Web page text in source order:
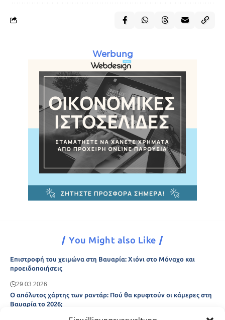
Werbung
You Might also Like
Επιστροφή του χειμώνα στη Βαυαρία: Χιόνι στο Μόναχο και
προειδοποιήσεις
29.03.2026
Ο απόλυτος χάρτης των ραντάρ: Πού θα κρυφτούν οι κάμερες στη
Βαυαρία το 2026;